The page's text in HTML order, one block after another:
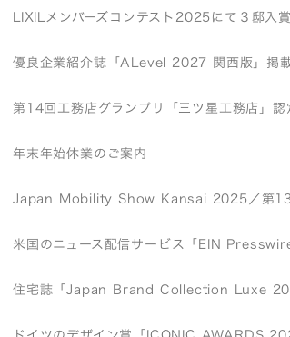
LIXILメンバーズコンテスト2025にて３邸入
優良企業紹介誌「ALevel 2027 関西版」掲
第14回工務店グランプリ「三ツ星工務店」認
年末年始休業のご案内
Japan Mobility Show Kansai 2025／第13
米国のニュース配信サービス「EIN
住宅誌「Japan Brand Collection Luxe